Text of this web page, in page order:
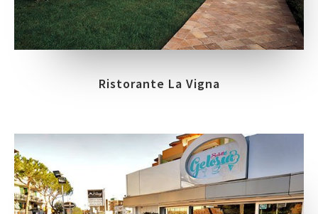
Ristorante La Vigna